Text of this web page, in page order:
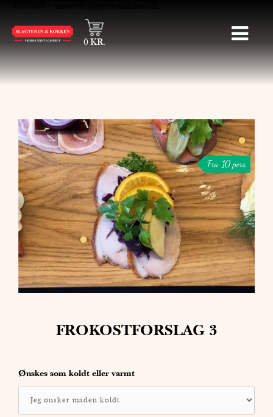
0KR.
Fra 10 pers.
FROKOSTFORSLAG 3
Ønskes som koldt eller varmt